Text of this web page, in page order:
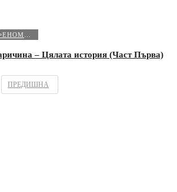
– Цялата история (Част Първа)
ПРЕДИШНА